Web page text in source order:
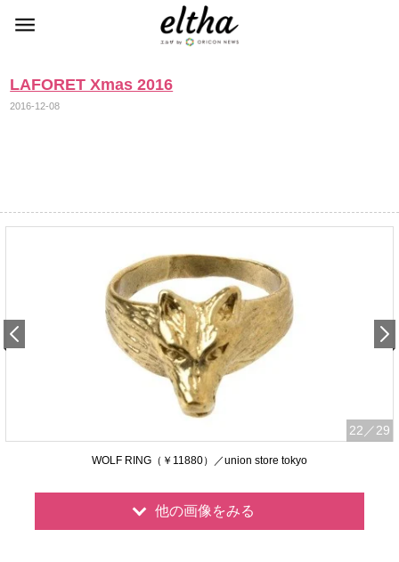
LAFORET Xmas 2016
2016-12-08
22 ／29
WOLF RING（￥11880）／union store tokyo
他の画像をみる